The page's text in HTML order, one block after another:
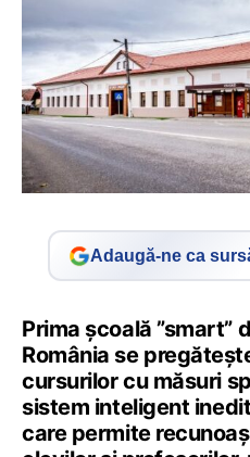
Adaugă-ne ca
Prima școală ”smart”
România se
cursurilor cu măsuri
sistem inteligent
care permite